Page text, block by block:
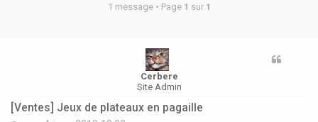
1 message • Page 1 sur 1
Cerbere
Site Admin
[Ventes] Jeux de plateaux en pagaille